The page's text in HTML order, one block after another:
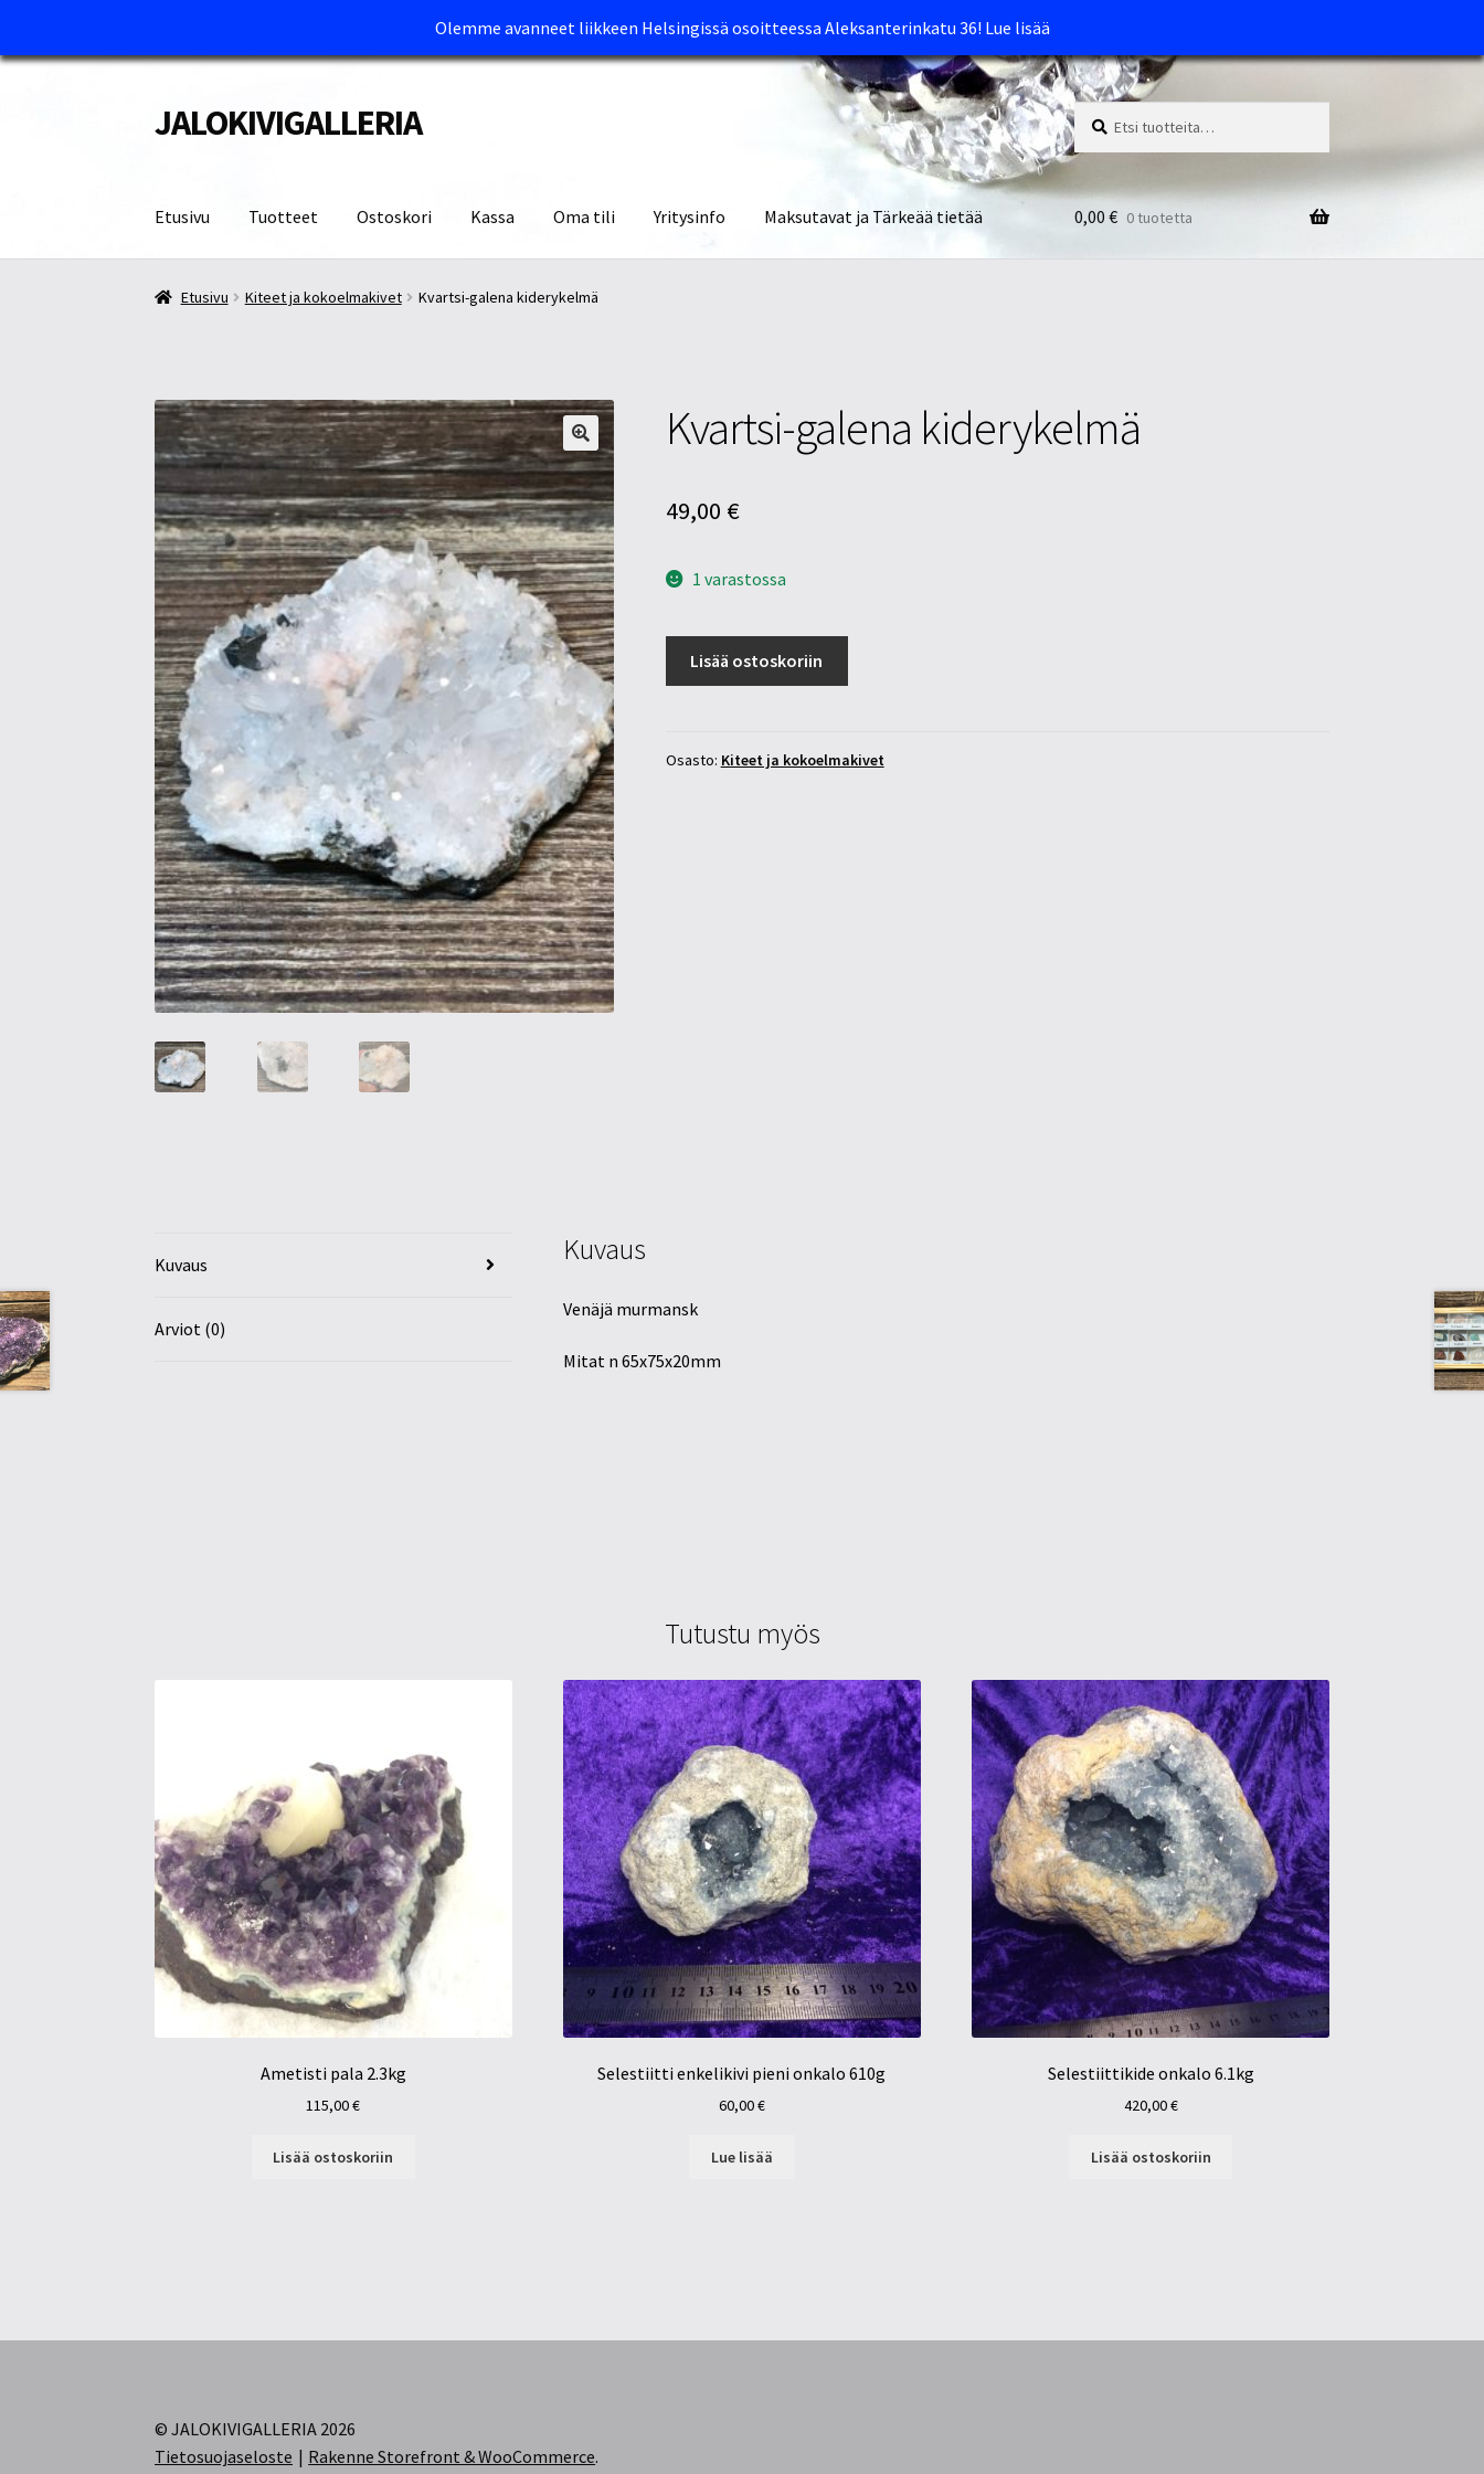
Olemme avanneet liikkeen Helsingissä osoitteessa Aleksanterinkatu 36! Lue lisää
Siirry
navigointiin
Siirry
sisältöön
JALOKIVIGALLERIA Etsi:
Haku
Etusivu Tuotteet Ostoskori Kassa Oma tili Yritysinfo Maksutavat ja Tärkeää tietää
Etusivu Kassa Maksutavat ja Tärkeää tietää Myymälät Oma tili
0,00 € 0 tuotetta
Etusivu Kiteet ja kokoelmakivet Kvartsi-galena kiderykelmä
Kvartsi-galena kiderykelmä
49,00 €
1 varastossa
Lisää ostoskoriin
Osasto: Kiteet ja kokoelmakivet
Kuvaus
Arviot (0)
Kuvaus
Venäjä murmansk
Mitat n 65x75x20mm
Tutustu myös
Ametisti pala 2.3kg
115,00€
Lisää ostoskoriin
Selestiitti enkelikivi pieni onkalo 610g
60,00€
Lue lisää
Selestiittikide onkalo 6.1kg
420,00€
Lisää ostoskoriin
© JALOKIVIGALLERIA 2026
Tietosuojaseloste
Rakenne Storefront & WooCommerce.